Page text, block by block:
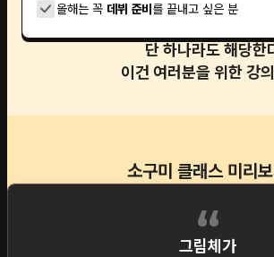
올해는 꼭 데뷔 준비 를 끝내고 싶은 분
단 하나라도 해당한
이건 여러분을 위한 강
소구미 클래스 미리보
그림체가